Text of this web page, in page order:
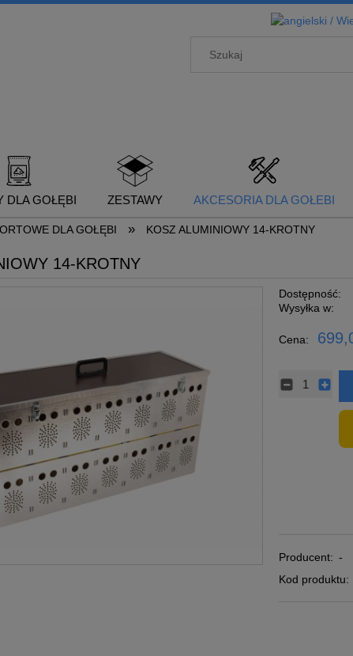
DLA GOŁĘBI ZESTAWY AKCESORIA DLA GOŁEBI
DLA GOŁĘBI » KOSZ ALUMINIOWY 14-KROTNY
14-KROTNY
Dostępność:
Wysyłka w:
Cena:
Producent: -
Kod produktu: